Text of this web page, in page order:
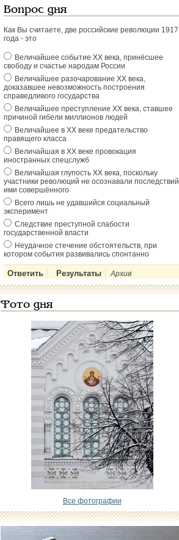
Вопрос дня
Как Вы считаете, две российские революции 1917
года - это
Величайшее событие ХХ века, принёсшее
свободу и счастье народам России
Величайшее разочарование ХХ века,
доказавшее невозможность построения
справедливого государства
Величайшее преступление ХХ века, ставшее
причиной гибели миллионов людей
Величайшее в ХХ веке предательство
правящего класса
Величайшая в ХХ веке провокация
иностранных спецслужб
Величайшая глупость ХХ века, поскольку
участники революций не осознавали последствий
ими совершённого
Всего лишь не удавшийся социальный
эксперимент
Следствие преступной слабости
государственной власти
Неудачное стечение обстоятельств, при
котором события развивались спонтанно
Архив
Фото дня
Все фотографии